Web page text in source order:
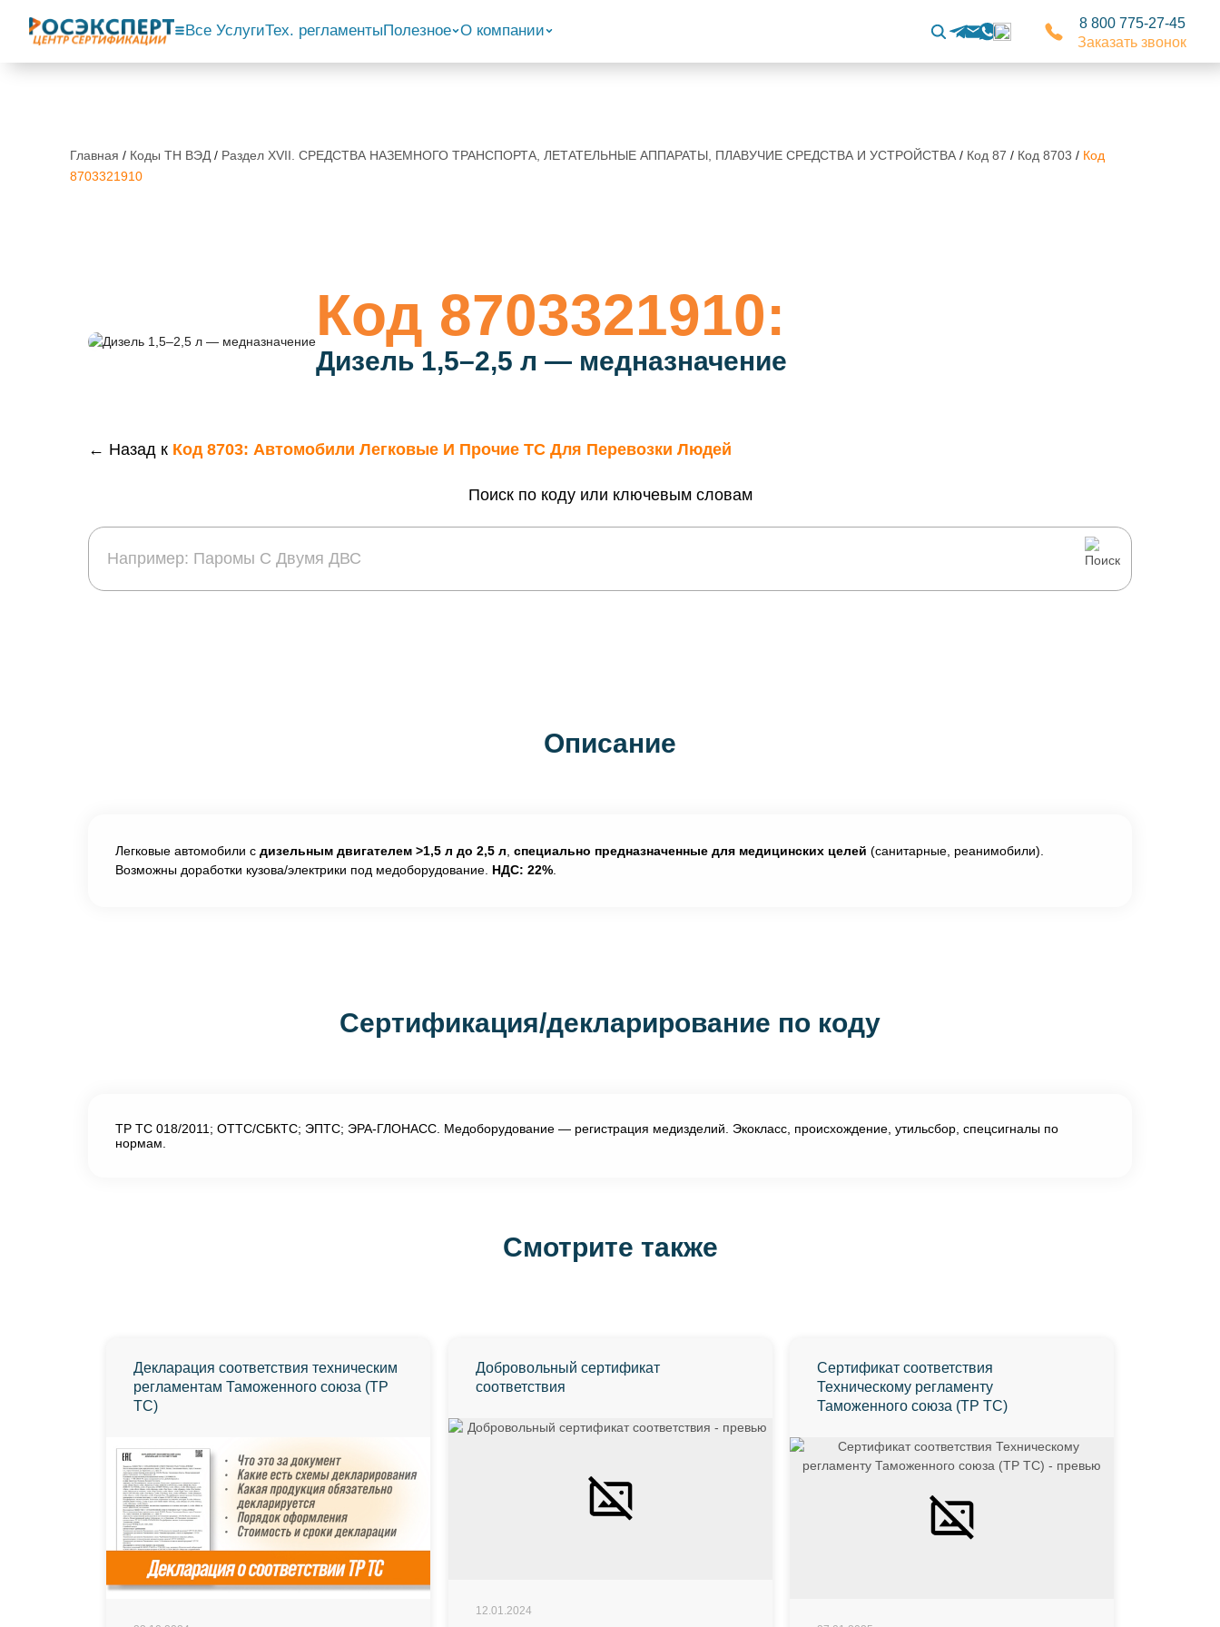
Все УслугиТех. регламенты Полезное О компании
8 800 775-27-45
Заказать звонок
Главная / Коды ТН ВЭД / Раздел XVII. СРЕДСТВА НАЗЕМНОГО ТРАНСПОРТА, ЛЕТАТЕЛЬНЫЕ АППАРАТЫ, ПЛАВУЧИЕ СРЕДСТВА И УСТРОЙСТВА / Код 87 / Код 8703 / Код
8703321910
Код 8703321910:
Дизель 1,5–2,5 л — медназначение
← Назад к Код 8703: Автомобили Легковые И Прочие ТС Для Перевозки Людей
Поиск по коду или ключевым словам
Описание
Легковые автомобили с дизельным двигателем >1,5 л до 2,5 л специально предназначенные для медицинских целей (санитарные, реанимобили).
Возможны доработки кузова/электрики под медоборудование. НДС: 22%
Сертификация/декларирование по коду
ТР ТС 018/2011; ОТТС/СБКТС; ЭПТС; ЭРА-ГЛОНАСС. Медоборудование — регистрация медизделий. Экокласс, происхождение, утильсбор, спецсигналы по
нормам.
Смотрите также
Декларация соответствия техническим
регламентам Таможенного союза (ТР
ТС)
Добровольный сертификат
соответствия
12.01.2024
Сертификат соответствия
Техническому регламенту
Таможенного союза (ТР ТС)